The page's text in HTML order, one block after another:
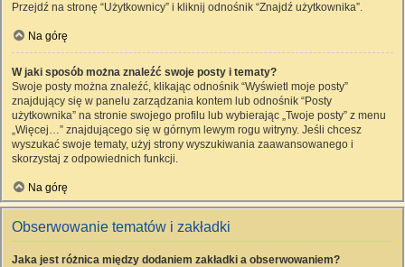
Przejdź na stronę “Użytkownicy” i kliknij odnośnik “Znajdź użytkownika”.
Na górę
W jaki sposób można znaleźć swoje posty i tematy?
Swoje posty można znaleźć, klikając odnośnik “Wyświetl moje posty”
znajdujący się w panelu zarządzania kontem lub odnośnik “Posty
użytkownika” na stronie swojego profilu lub wybierając „Twoje posty” z menu
„Więcej…” znajdującego się w górnym lewym rogu witryny. Jeśli chcesz
wyszukać swoje tematy, użyj strony wyszukiwania zaawansowanego i
skorzystaj z odpowiednich funkcji.
Na górę
Obserwowanie tematów i zakładki
Jaka jest różnica między dodaniem zakładki a obserwowaniem?